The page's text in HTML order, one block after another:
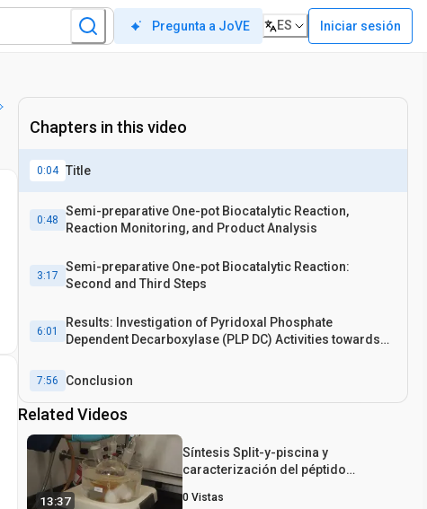
Pregunta a JoVE ES Iniciar sesión
Chapters in this video
0:04 Title
0:48
Semi-preparative One-pot Biocatalytic Reaction,
Reaction Monitoring, and Product Analysis
3:17
Semi-preparative One-pot Biocatalytic Reaction:
Second and Third Steps
6:01
Results: Investigation of Pyridoxal Phosphate
Dependent Decarboxylase (PLP DC) Activities towards
7:56 Conclusion
Related Videos
13:37
Síntesis Split-y-piscina y
caracterización del péptido
0 Vistas